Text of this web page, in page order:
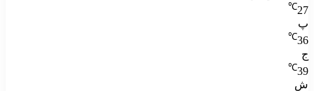
27
℃
پ
36
℃
ج
39
℃
ش